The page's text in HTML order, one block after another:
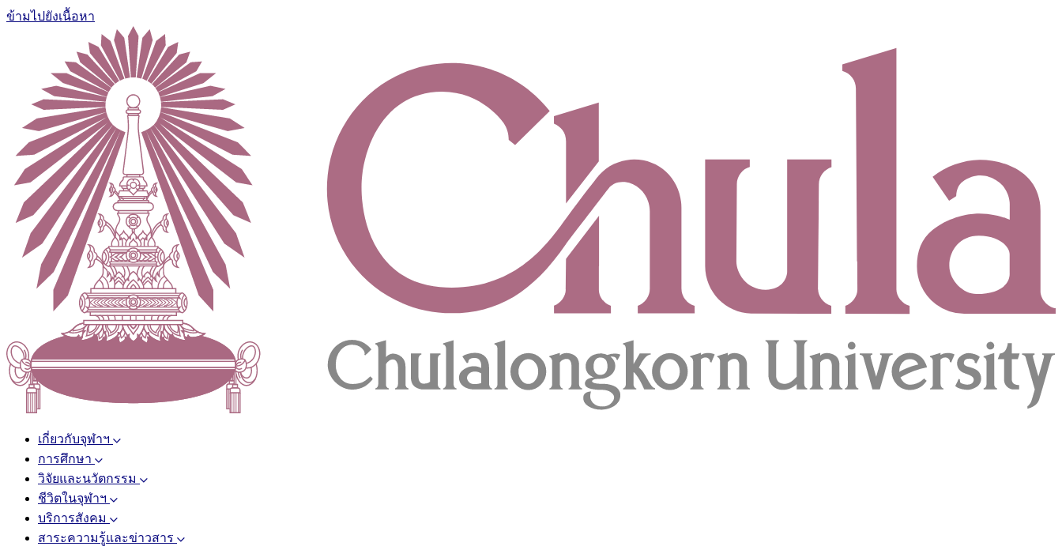
ข้ามไปยังเนื้อหา
เกี่ยวกับจุฬาฯ
การศึกษา
วิจัยและนวัตกรรม
ชีวิตในจุฬาฯ
บริการสังคม
สาระความรู้และข่าวสาร